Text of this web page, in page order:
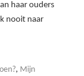
haar ouders
nooit naar
, Mijn